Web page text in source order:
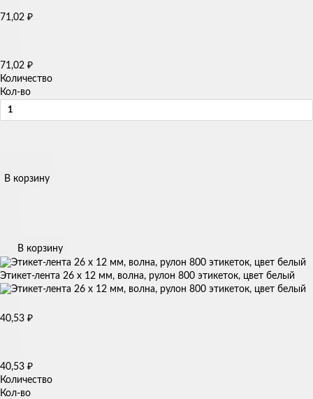
71,02 ₽
71,02 ₽
Количество
Кол-во
В корзину
В корзину
Этикет-лента 26 х 12 мм, волна, рулон 800 этикеток, цвет белый
40,53 ₽
40,53 ₽
Количество
Кол-во